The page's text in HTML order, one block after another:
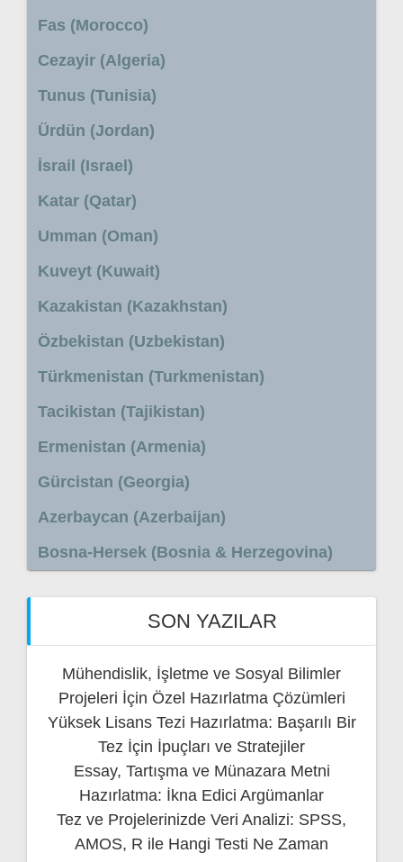
Fas (Morocco)
Cezayir (Algeria)
Tunus (Tunisia)
Ürdün (Jordan)
İsrail (Israel)
Katar (Qatar)
Umman (Oman)
Kuveyt (Kuwait)
Kazakistan (Kazakhstan)
Özbekistan (Uzbekistan)
Türkmenistan (Turkmenistan)
Tacikistan (Tajikistan)
Ermenistan (Armenia)
Gürcistan (Georgia)
Azerbaycan (Azerbaijan)
Bosna-Hersek (Bosnia & Herzegovina)
SON YAZILAR
Mühendislik, İşletme ve Sosyal Bilimler
Projeleri İçin Özel Hazırlatma Çözümleri
Yüksek Lisans Tezi Hazırlatma: Başarılı Bir
Tez İçin İpuçları ve Stratejiler
Essay, Tartışma ve Münazara Metni
Hazırlatma: İkna Edici Argümanlar
Tez ve Projelerinizde Veri Analizi: SPSS,
AMOS, R ile Hangi Testi Ne Zaman